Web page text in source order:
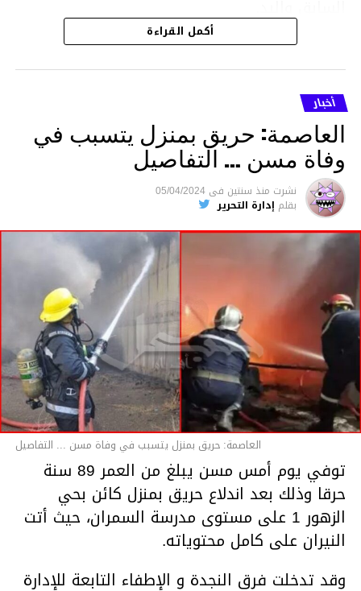
هذا وقد تمكن أعوان مركز الأمن الوطني بحي
هلال في توقيت قياسي من محاصرة المشتبه به
والقبض عليه وإحالته على التحقيق في خصوص
ما نُسبه إليه.
متابعة
قسم الاخبار
أكمل القراءة
أخبار
العاصمة: حريق بمنزل يتسبب في
وفاة مسن … التفاصيل
نشرت منذ سنتين فى 05/04/2024
بقلم إدارة التحرير
العاصمة: حريق بمنزل يتسبب في وفاة مسن ... التفاصيل
توفي يوم أمس مسن يبلغ من العمر 89 سنة
حرقا وذلك بعد اندلاع حريق بمنزل كائن بحي
الزهور 1 على مستوى مدرسة السمران، حيث أتت
النيران على كامل محتوياته.
وقد تدخلت فرق النجدة و الإطفاء التابعة للإدارة